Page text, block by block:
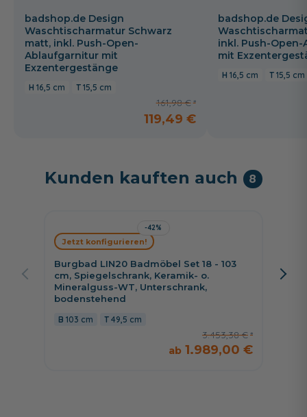
badshop.de Design
Waschtischarmatur Schwarz
matt, inkl. Push-Open-
Ablaufgarnitur mit
Exzentergestänge
16,5 cm 15,5 cm
161,98 €
119,49 €
badshop.de
inkl. Push-
mit
16,5 cm 15,5 cm
Kunden kauften auch 8
-42%
Burgbad LIN20 Badmöbel Set 18 - 103
cm, Spiegelschrank, Keramik- o.
Mineralguss-WT, Unterschrank,
bodenstehend
103 cm 49,5 cm
3.453,38 €
1.989,00 €
Jetzt konfigurieren!
cm,